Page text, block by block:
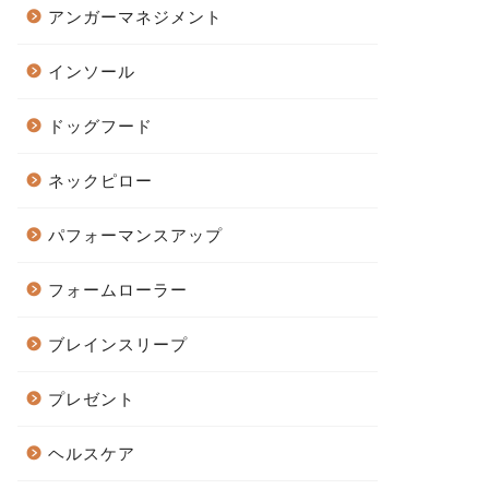
アンガーマネジメント
インソール
ドッグフード
ネックピロー
パフォーマンスアップ
フォームローラー
ブレインスリープ
プレゼント
ヘルスケア